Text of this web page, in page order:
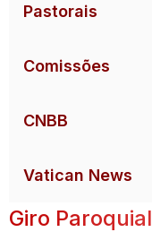
Pastorais
Comissões
CNBB
Vatican News
Giro Paroquial